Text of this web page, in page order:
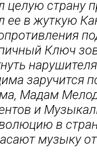
целую страну
ее в жуткую
Ключ
заручится
Мадам
и
в
музыку